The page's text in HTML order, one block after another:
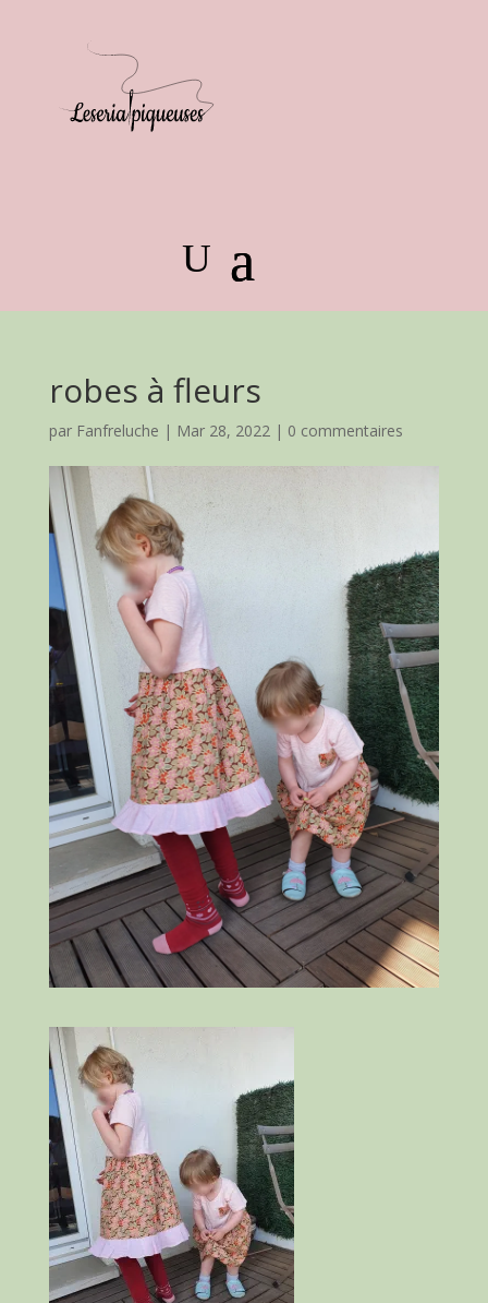
robes à fleurs
par Fanfreluche | Mar 28, 2022| 0 commentaires